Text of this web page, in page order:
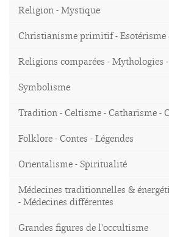
Religion - Mystique
Christianisme primitif - Esotérisme
Religions comparées - Mythologies
Symbolisme
Tradition - Celtisme - Catharisme -
Folklore - Contes - Légendes
Orientalisme - Spiritualité
Médecines traditionnelles &
- Médecines différentes
Grandes figures de l'occultisme